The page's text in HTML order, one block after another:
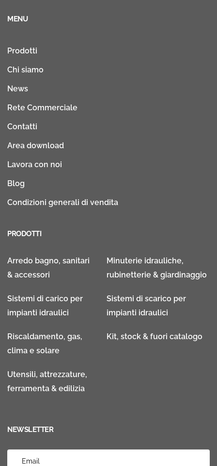
MENU
Prodotti
Chi siamo
News
Rete Commerciale
Contatti
Area download
Lavora con noi
Blog
Condizioni generali di vendita
PRODOTTI
Arredo bagno, sanitari
& accessori
Minuterie idrauliche,
rubinetterie & giardinaggio
Sistemi di carico per
impianti idraulici
Sistemi di scarico per
impianti idraulici
Riscaldamento, gas,
clima e solare
Kit, stock & fuori catalogo
Utensili, attrezzature,
ferramenta & edilizia
NEWSLETTER